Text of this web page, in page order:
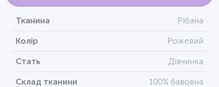
Тканина Рібана
Колір Рожевий
Стать Дівчинка
Склад тканини 100% бавовна